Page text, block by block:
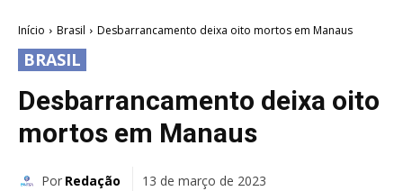
Início Brasil Desbarrancamento deixa oito mortos em Manaus
BRASIL
Desbarrancamento deixa oito
mortos em Manaus
Por Redação 13 de março de 2023